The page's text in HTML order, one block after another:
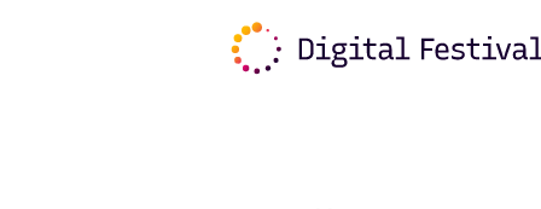
: Trying to access array offset on value of
content/plugins/freshmail-integration/vendor/